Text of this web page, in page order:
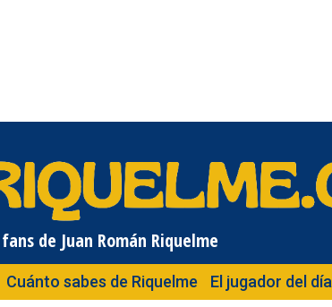
de Juan Román Riquelme
Cuánto sabes de Riquelme El jugador del día